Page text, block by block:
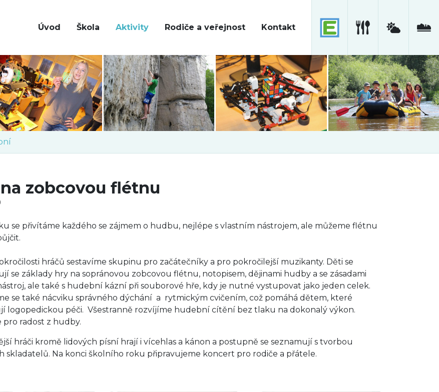
Úvod Škola Aktivity Rodiče a veřejnost Kontakt
zobcovou flétnu
se přivítáme každého se zájmem o hudbu, nejlépe s vlastním nástrojem, ale můžeme flétnu
hráčů sestavíme skupinu pro začátečníky a pro pokročilejší muzikanty. Děti se
se základy hry na sopránovou zobcovou flétnu, notopisem, dějinami hudby a se zásadami
ale také s hudební kázní při souborové hře, kdy je nutné vystupovat jako jeden celek.
se také nácviku správného dýchání a rytmickým cvičením, což pomáhá dětem, které
logopedickou péči. Všestranně rozvíjíme hudební cítění bez tlaku na dokonalý výkon.
pro radost z hudby.
hráči kromě lidových písní hrají i vícehlas a kánon a postupně se seznamují s tvorbou
skladatelů. Na konci školního roku připravujeme koncert pro rodiče a přátele.